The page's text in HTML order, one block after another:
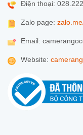
Điện thoại:
Zalo page:
Email:
Website: